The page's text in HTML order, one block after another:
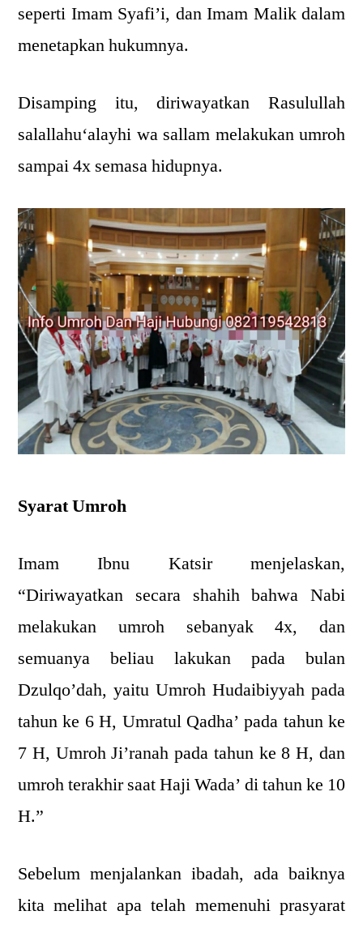
seperti Imam Syafi’i, dan Imam Malik dalam
menetapkan hukumnya.
Disamping itu, diriwayatkan Rasulullah
salallahu‘alayhi wa sallam melakukan umroh
sampai 4x semasa hidupnya.
Syarat Umroh
Imam Ibnu Katsir menjelaskan,
“Diriwayatkan secara shahih bahwa Nabi
melakukan umroh sebanyak 4x, dan
semuanya beliau lakukan pada bulan
Dzulqo’dah, yaitu Umroh Hudaibiyyah pada
tahun ke 6 H, Umratul Qadha’ pada tahun ke
7 H, Umroh Ji’ranah pada tahun ke 8 H, dan
umroh terakhir saat Haji Wada’ di tahun ke 10
H.”
Sebelum menjalankan ibadah, ada baiknya
kita melihat apa telah memenuhi prasyarat